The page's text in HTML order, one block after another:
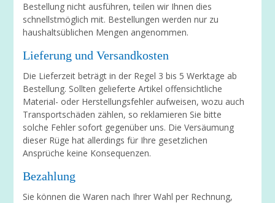
Bestellung nicht ausführen, teilen wir Ihnen dies
schnellstmöglich mit. Bestellungen werden nur zu
haushaltsüblichen Mengen angenommen.
Lieferung und Versandkosten
Die Lieferzeit beträgt in der Regel 3 bis 5 Werktage ab
Bestellung. Sollten gelieferte Artikel offensichtliche
Material- oder Herstellungsfehler aufweisen, wozu auch
Transportschäden zählen, so reklamieren Sie bitte
solche Fehler sofort gegenüber uns. Die Versäumung
dieser Rüge hat allerdings für Ihre gesetzlichen
Ansprüche keine Konsequenzen.
Bezahlung
Sie können die Waren nach Ihrer Wahl per Rechnung,